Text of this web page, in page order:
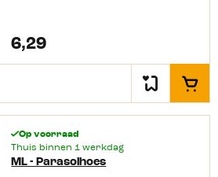
38 tot 54 mm.
6,29
In het
Op voorraad
Thuis binnen 1 werkdag
ML - Parasolhoes